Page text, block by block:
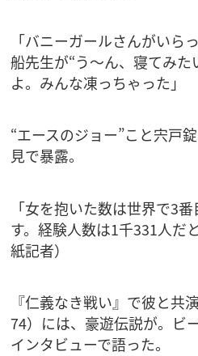
「バニーガールさんがいら
船先生が“う～ん、寝てみた
よ。みんな凍っちゃった」
“エースのジョー”こと宍戸
見で暴露。
「女を抱いた数は世界で3
す。経験人数は1千331人だ
紙記者）
『仁義なき戦い』で彼と共
74）には、豪遊伝説が。ビ
インタビューで語った。